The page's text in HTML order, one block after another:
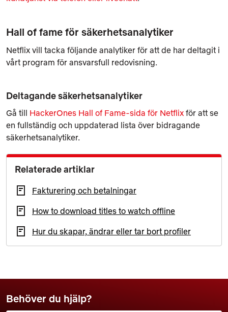
Hall of fame för säkerhetsanalytiker
Netflix vill tacka följande analytiker för att de har deltagit i
vårt program för ansvarsfull redovisning.
Deltagande säkerhetsanalytiker
Gå till HackerOnes Hall of Fame-sida för Netflix för att se
en fullständig och uppdaterad lista över bidragande
säkerhetsanalytiker.
Relaterade artiklar
Fakturering och betalningar
How to download titles to watch offline
Hur du skapar, ändrar eller tar bort profiler
Behöver du hjälp?